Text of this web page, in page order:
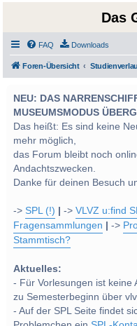
Das
FAQ Downloads
Foren-Übersicht
NEU: DAS
MUSEUMSMODUS
Das heißt: Es sind keine
mehr möglich,
das Forum bleibt noch
Andachtszwecken.
Danke für deinen Besuch
->SPL (!) ->VLVZ u:find
Fragensammlungen
->
Stammtisch?
Aktuelles:
- Für Vorlesungen ist keine
zu Semesterbeginn über
- Auf der SPL Seite findet